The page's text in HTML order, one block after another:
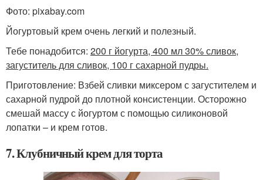
Фото: pixabay.com
Йогуртовый крем очень легкий и полезный.
Тебе понадобится: 200 г йогурта, 400 мл 30% сливок,
загуститель для сливок, 100 г сахарной пудры.
Приготовление: Взбей сливки миксером с загустителем и
сахарной пудрой до плотной консистенции. Осторожно
смешай массу с йогуртом с помощью силиконовой
лопатки – и крем готов.
7. Клубничный крем для торта